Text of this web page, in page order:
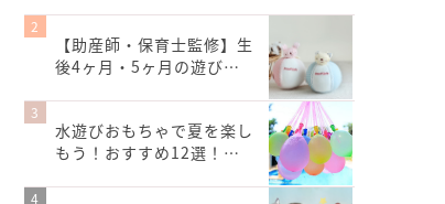
【助産師・保育士監修】生
後4ヶ月・5ヶ月の遊び…
水遊びおもちゃで夏を楽し
もう！おすすめ12選！…